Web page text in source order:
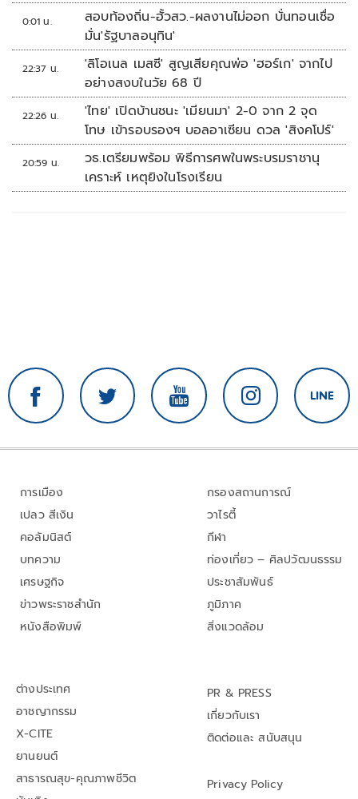
0:01 น.
สอบท้องถิ่น-ฮั้วสว.-ผลงานไม่ออก บั่นทอนเชื่อ
มั่น'รัฐบาลอนุทิน'
22:37 น.
'ลิโอเนล เมสซี' สูญเสียคุณพ่อ 'ฮอร์เก' จากไป
อย่างสงบในวัย 68 ปี
22:26 น.
'ไทย' เปิดบ้านชนะ 'เมียนมา' 2-0 จาก 2 จุด
โทษ เข้ารอบรองฯ บอลอาเซียน ดวล 'สิงคโปร์'
20:59 น.
วธ.เตรียมพร้อม พิธีการศพในพระบรมราชานุ
เคราะห์ เหตุยิงในโรงเรียน
การเมือง
เปลว สีเงิน
คอลัมนิสต์
บทความ
เศรษฐกิจ
ข่าวพระราชสำนัก
หนังสือพิมพ์
กรองสถานการณ์
วาไรตี้
กีฬา
ท่องเที่ยว – ศิลปวัฒนธรรม
ประชาสัมพันธ์
ภูมิภาค
สิ่งแวดล้อม
ต่างประเทศ
อาชญากรรม
X-CITE
ยานยนต์
สาธารณสุข-คุณภาพชีวิต
PR & PRESS
เกี่ยวกับเรา
ติดต่อและ สนับสนุน
Privacy Policy